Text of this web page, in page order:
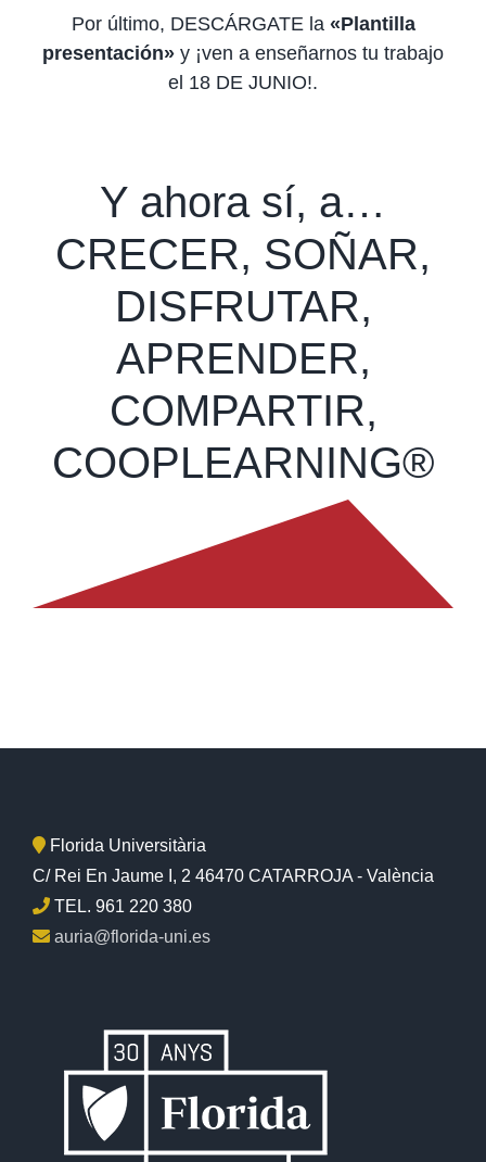
Por último, DESCÁRGATE la «Plantilla
presentación» y ¡ven a enseñarnos tu trabajo
el 18 DE JUNIO!.
Y ahora sí, a…
CRECER, SOÑAR,
DISFRUTAR,
APRENDER,
COMPARTIR,
COOPLEARNING®
Florida Universitària
C/ Rei En Jaume I, 2 46470 CATARROJA - València
TEL. 961 220 380
auria@florida-uni.es